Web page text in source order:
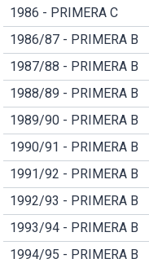
1986 - PRIMERA C
1986/87 - PRIMERA B
1987/88 - PRIMERA B
1988/89 - PRIMERA B
1989/90 - PRIMERA B
1990/91 - PRIMERA B
1991/92 - PRIMERA B
1992/93 - PRIMERA B
1993/94 - PRIMERA B
1994/95 - PRIMERA B